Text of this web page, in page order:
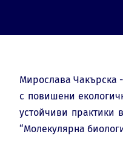
Мирослава Чакърска
с повишени
устойчиви практики
“Молекулярна